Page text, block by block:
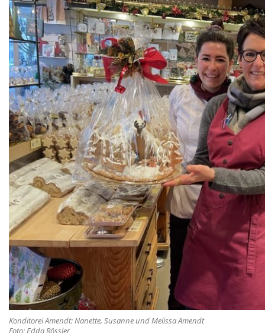
Konditorei Amendt: Nanette, Susanne und Melissa Amendt
Foto: Edda Rössler